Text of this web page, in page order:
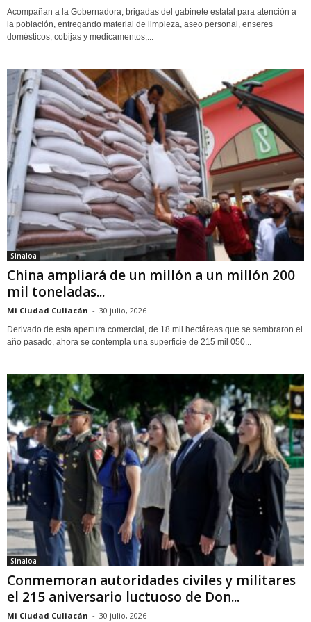
Acompañan a la Gobernadora, brigadas del gabinete estatal para atención a
la población, entregando material de limpieza, aseo personal, enseres
domésticos, cobijas y medicamentos,...
Sinaloa
China ampliará de un millón a un millón 200
mil toneladas...
Mi Ciudad Culiacán - 30 julio, 2026
Derivado de esta apertura comercial, de 18 mil hectáreas que se sembraron el
año pasado, ahora se contempla una superficie de 215 mil 050...
Sinaloa
Conmemoran autoridades civiles y militares
el 215 aniversario luctuoso de Don...
Mi Ciudad Culiacán - 30 julio, 2026